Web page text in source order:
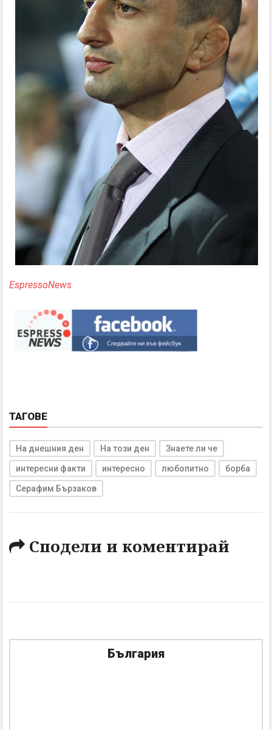
EspressoNews
ТАГОВЕ
На днешния ден На този ден Знаете ли че
интересни факти интересно любопитно борба
Серафим Бързаков
Сподели и коментирай
България